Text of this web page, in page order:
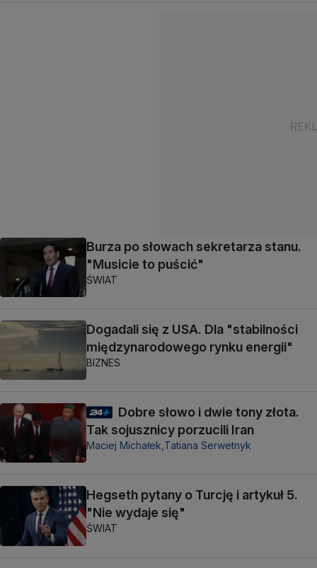
Burza po słowach sekretarza stanu.
"Musicie to puścić"
ŚWIAT
Dogadali się z USA. Dla "stabilności
międzynarodowego rynku energii"
BIZNES
Dobre słowo i dwie tony złota.
Tak sojusznicy porzucili Iran
Maciej Michałek, Tatiana Serwetnyk
Hegseth pytany o Turcję i artykuł 5.
"Nie wydaje się"
ŚWIAT